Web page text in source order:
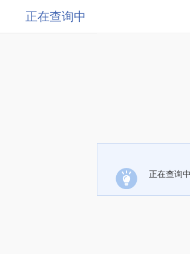
正在查询中
正在查询